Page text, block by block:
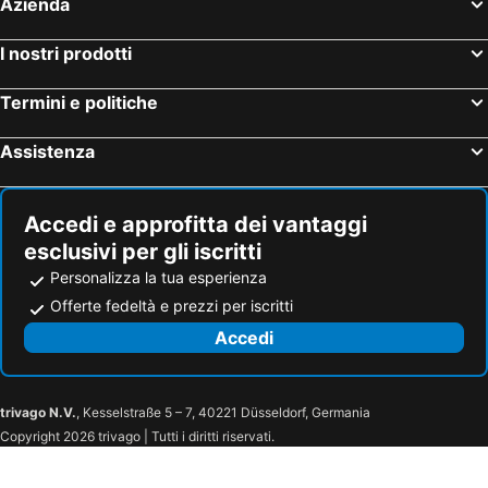
I nostri prodotti
Termini e politiche
Assistenza
Accedi e approfitta dei vantaggi
esclusivi per gli iscritti
Personalizza la tua esperienza
Offerte fedeltà e prezzi per iscritti
Accedi
trivago N.V., Kesselstraße 5 – 7, 40221 Düsseldorf, Germania
Copyright 2026 trivago | Tutti i diritti riservati.